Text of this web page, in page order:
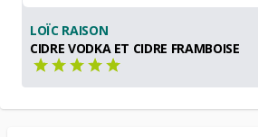
LOÏC RAISON
CIDRE VODKA ET CIDRE FRAMBOISE